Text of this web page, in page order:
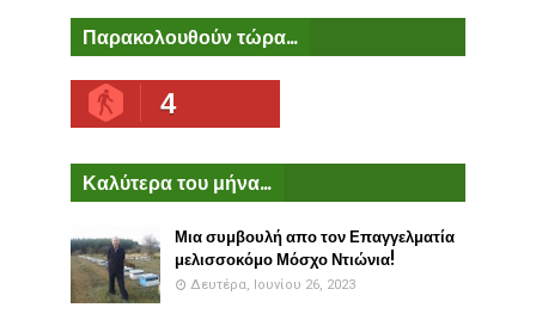
Παρακολουθούν τώρα...
4
Καλύτερα του μήνα...
Μια συμβουλή απο τον Επαγγελματία
μελισσοκόμο Μόσχο Ντιώνια!
Δευτέρα, Ιουνίου 26, 2023